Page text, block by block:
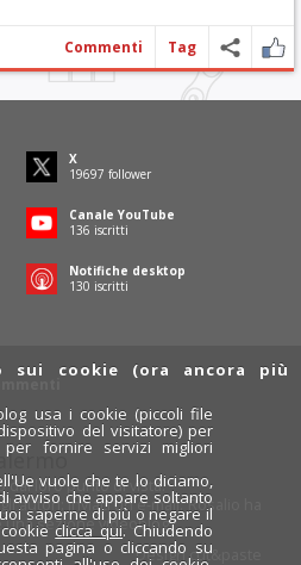
Commenti Tag
X
19771 follower
Canale YouTube
136 iscritti
Notifiche desktop
130 iscritti
dal loro punto di vista.
autori: inviaci un' e-mail. Rosalio ha
una sezionevideoblog.
Designcut&paste
sui cookie (ora ancora più
usa i cookie (piccoli file
del visitatore) per
fornire servizi migliori
vuole che te lo diciamo,
avviso che appare soltanto
saperne di più o negare il
clicca qui. Chiudendo
pagina o cliccando su